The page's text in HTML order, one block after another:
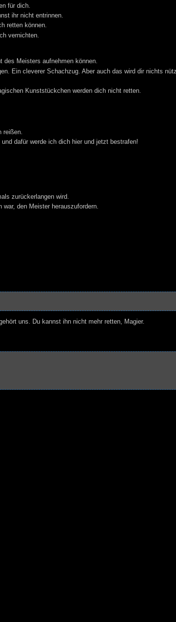
für dich.
ihr nicht entrinnen.
retten können.
vernichten.
des Meisters aufnehmen können.
Ein cleverer Schachzug. Aber auch das wird dir nichts
Kunststückchen werden dich nicht retten.
reißen.
dafür werde ich dich hier und jetzt bestrafen!
zurückerlangen wird.
den Meister herauszufordern.
uns. Du kannst ihn nicht mehr retten, Magier.